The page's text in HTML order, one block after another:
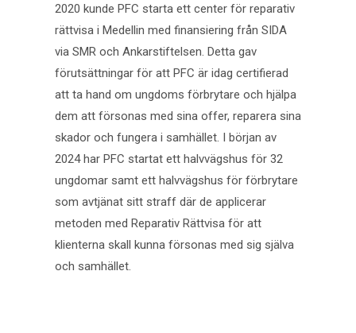
2020 kunde PFC starta ett center för reparativ
rättvisa i Medellin med finansiering från SIDA
via SMR och Ankarstiftelsen. Detta gav
förutsättningar för att PFC är idag certifierad
att ta hand om ungdoms förbrytare och hjälpa
dem att försonas med sina offer, reparera sina
skador och fungera i samhället. I början av
2024 har PFC startat ett halvvägshus för 32
ungdomar samt ett halvvägshus för förbrytare
som avtjänat sitt straff där de applicerar
metoden med Reparativ Rättvisa för att
klienterna skall kunna försonas med sig själva
och samhället.